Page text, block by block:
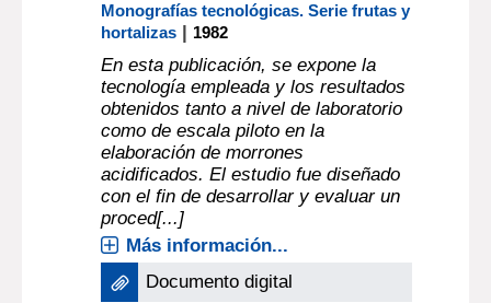
Monografías tecnológicas. Serie frutas y
hortalizas | 1982
En esta publicación, se expone la
tecnología empleada y los resultados
obtenidos tanto a nivel de laboratorio
como de escala piloto en la
elaboración de morrones
acidificados. El estudio fue diseñado
con el fin de desarrollar y evaluar un
proced[...]
Más información...
Documento digital